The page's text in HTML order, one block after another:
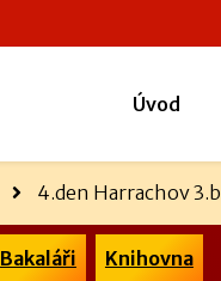
Úvod
4.den Harrachov 3.b
Bakaláři Knihovna